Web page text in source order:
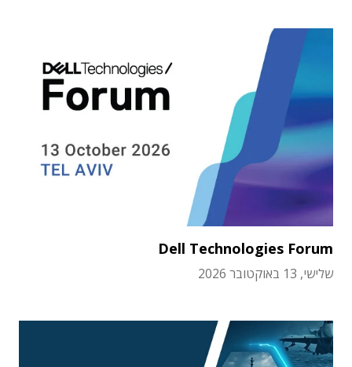
Dell Technologies Forum
שלישי, 13 באוקטובר 2026